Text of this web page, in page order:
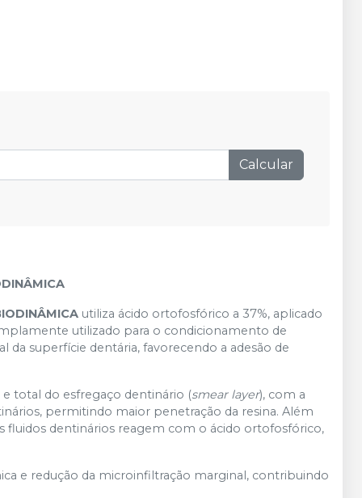
Calcular
utiliza ácido ortofosfórico a 37%, aplicado
utilizado para o condicionamento de
superfície dentária, favorecendo a adesão de
total do esfregaço dentinário (smear layer), com a
permitindo maior penetração da resina. Além
fluidos dentinários reagem com o ácido ortofosfórico,
e redução da microinfiltração marginal, contribuindo